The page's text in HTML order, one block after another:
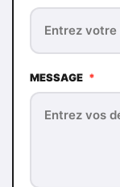
MESSAGE *